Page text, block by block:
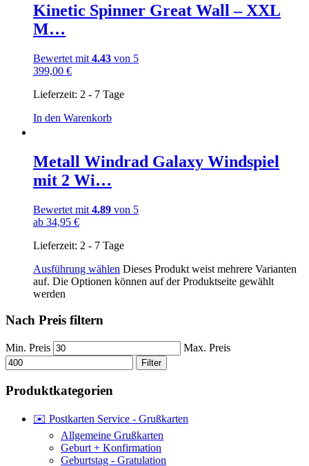
Kinetic Spinner Great Wall – XXL
M…
Bewertet mit 4.43 von 5
399,00 €
Lieferzeit: 2 - 7 Tage
In den Warenkorb
Metall Windrad Galaxy Windspiel
mit 2 Wi…
Bewertet mit 4.89 von 5
ab 34,95 €
Lieferzeit: 2 - 7 Tage
Ausführung wählen Dieses Produkt weist mehrere Varianten
auf. Die Optionen können auf der Produktseite gewählt
werden
Nach Preis filtern
Min. Preis Max. Preis
Filter
Produktkategorien
✉️ Postkarten Service - Grußkarten
Allgemeine Grußkarten
Geburt + Konfirmation
Geburtstag - Gratulation